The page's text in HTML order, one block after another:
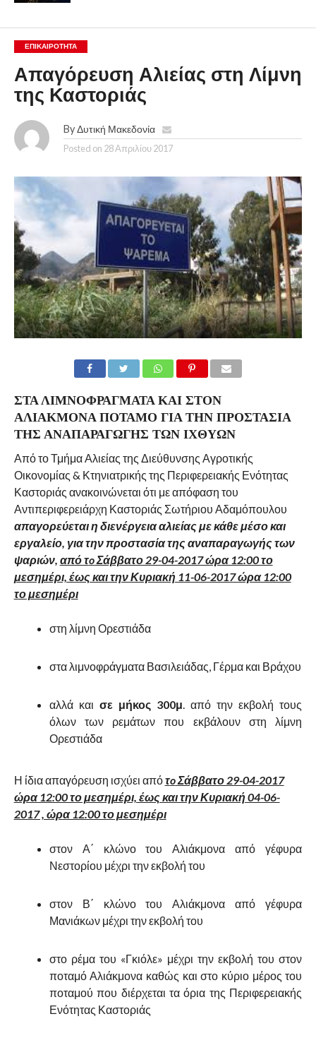
ΕΠΙΚΑΙΡΟΤΗΤΑ
Απαγόρευση Αλιείας στη Λίμνη
της Καστοριάς
By Δυτική Μακεδονία
Posted on 28 Απριλίου 2017
ΣΤΑ ΛΙΜΝΟΦΡΆΓΜΑΤΑ ΚΑΙ ΣΤΟΝ
ΑΛΙΆΚΜΟΝΑ ΠΟΤΑΜΌ ΓΙΑ ΤΗΝ ΠΡΟΣΤΑΣΊΑ
ΤΗΣ ΑΝΑΠΑΡΑΓΩΓΉΣ ΤΩΝ ΙΧΘΎΩΝ
Από το Τμήμα Αλιείας της Διεύθυνσης Αγροτικής
Οικονομίας & Κτηνιατρικής της Περιφερειακής Ενότητας
Καστοριάς ανακοινώνεται ότι με απόφαση του
Αντιπεριφερειάρχη Καστοριάς Σωτήριου Αδαμόπουλου
απαγορεύεται η διενέργεια αλιείας με κάθε μέσο και
εργαλείο, για την προστασία της αναπαραγωγής των
ψαριών, από τoΣάββατο 29-04-2017 ώρα 12:00 το
μεσημέρι, έως και την Κυριακή 11-06-2017 ώρα 12:00
το μεσημέρι
στη λίμνη Ορεστιάδα
στα λιμνοφράγματα Βασιλειάδας, Γέρμα και Βράχου
αλλά και σε μήκος 300μ. από την εκβολή τους
όλων των ρεμάτων που εκβάλουν στη λίμνη
Ορεστιάδα
Η ίδια απαγόρευση ισχύει απότoΣάββατο 29-04-2017
ώρα 12:00 το μεσημέρι, έως και την Κυριακή 04-06-
2017 , ώρα 12:00 το μεσημέρι
στον Α΄ κλώνο του Αλιάκμονα από γέφυρα
Νεστορίου μέχρι την εκβολή του
στον Β΄ κλώνο του Αλιάκμονα από γέφυρα
Μανιάκων μέχρι την εκβολή του
στο ρέμα του «Γκιόλε» μέχρι την εκβολή του στον
ποταμό Αλιάκμονα καθώς και στο κύριο μέρος του
ποταμού που διέρχεται τα όρια της Περιφερειακής
Ενότητας Καστοριάς